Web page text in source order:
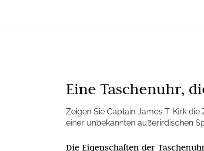
Eine Taschenuhr,
Zeigen Sie Captain James T. Kirk
einer unbekannten außerirdischen
Die Eigenschaften der